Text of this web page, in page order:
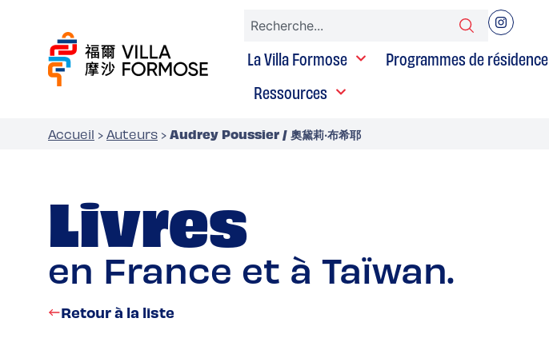
La Villa Formose Programmes de résidence
Ressources
Accueil › Auteurs › Audrey Poussier / 奧黛莉‧布希耶
Livres
en France et à Taïwan.
Retour à la liste